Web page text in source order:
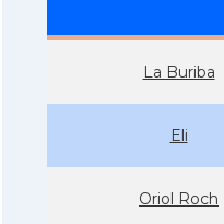
La Buriba
Eli
Oriol Roch